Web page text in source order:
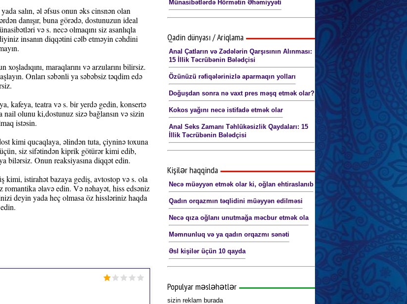
salın, əl əfsus onun əks cinsnən olan
danışır, buna görədə, dostunuzun ideal
və s. necə olmaqını siz asanlıqla
insanın diqqətini cəlb etməyin cəhdini
maraqlarını və arzularını bilirsiz.
Onları səbənli ya səbəbsiz təqdim edə
kafeya, teatra və s. bir yerdə gedin, konsertə
olunu ki,dostunuz sizə bağlansın və sizin
istəsin.
kimi qucaqlaya, əlindən tuta, çiyninə toxuna
siz sifətindən kiprik götürər kimi edib,
bilərsiz. Onun reaksiyasına diqqət edin.
istirahət bazaya gediş, avtostop və s. ola
romantika əlavə edin. Və nəhayət, hiss edsəniz
deyin yada heç olmasa öz hissləriniz haqda
Münasibətlərdə Hörmətin Əhəmiyyəti
Qadin dünyası / Ariqlama
Anal Çatların və Zədələrin Qarşısının Alınması:
15 İllik Təcrübənin Bələdçisi
Özünüzü rəfiqələrinizlə aparmaqın yolları
Doğuşdan sonra nə vaxt pres məşq etmək olar?
Kokos yağını necə istifadə etmək olar
Anal Seks Zamanı Təhlükəsizlik Qaydaları: 15
İllik Təcrübənin Bələdçisi
Kişilər haqqinda
Necə müəyyən etmək olar ki, oğlan ehtiraslanıb
Qadın orqazmın təqlidini müəyyən edilməsi
Necə qıza oğlanı unutmağa məcbur etmək ola
Məmnunluq və ya qadın orqazmı sənəti
Əsl kişilər üçün 10 qayda
Populyar məsləhətlər
sizin reklam burada